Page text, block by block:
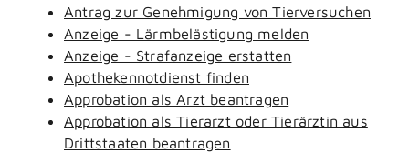
Antrag zur Genehmigung von Tierversuchen
Anzeige - Lärmbelästigung melden
Anzeige - Strafanzeige erstatten
Apothekennotdienst finden
Approbation als Arzt beantragen
Approbation als Tierarzt oder Tierärztin aus
Drittstaaten beantragen